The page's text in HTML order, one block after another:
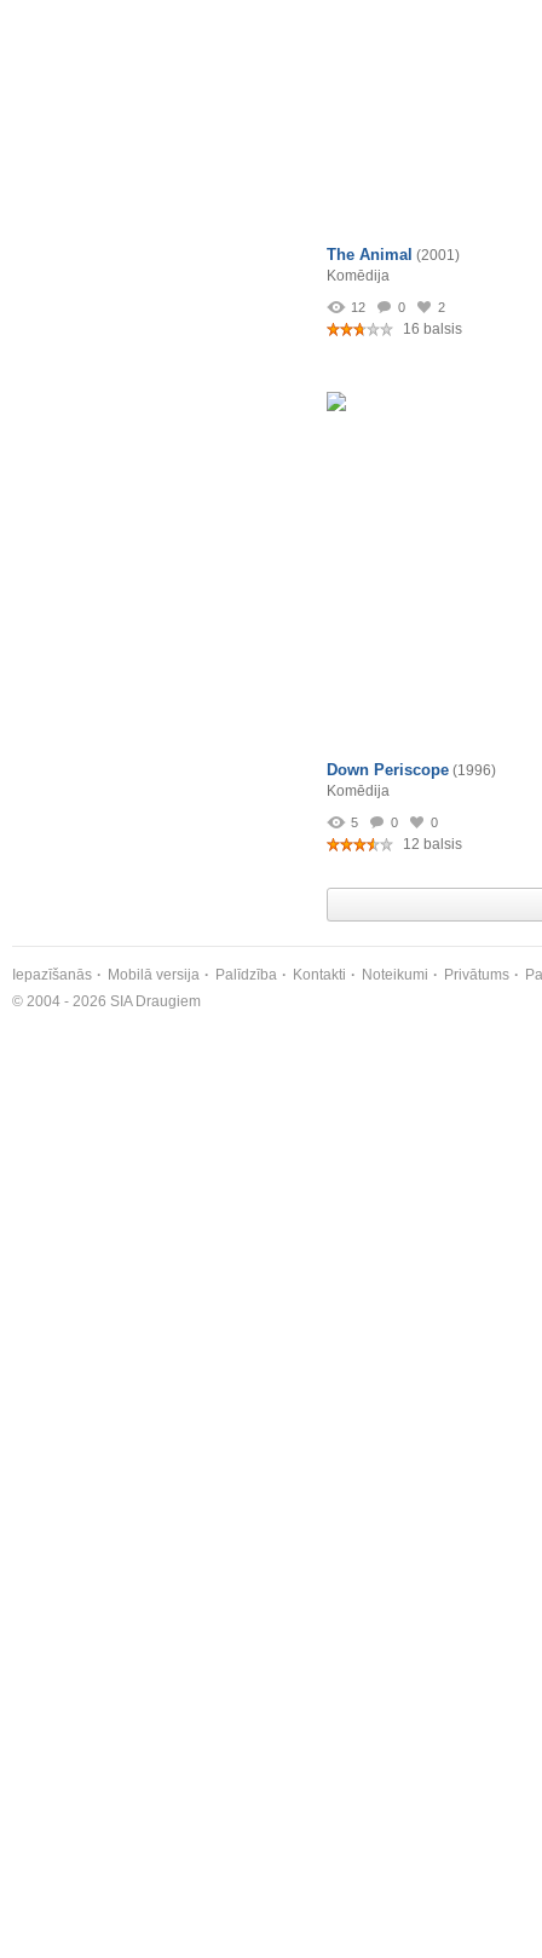
The Animal (2001)
Komēdija
12 0 2
16 balsis
Down Periscope (1996)
Komēdija
5 0 0
12 balsis
Iepazīšanās Mobilā versija Palīdzība Kontakti Noteikumi Privātums
© 2004 - 2026 SIA Draugiem